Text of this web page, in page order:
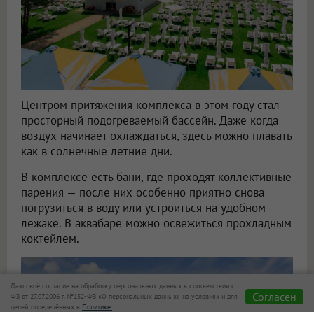
Центром притяжения комплекса в этом году стал
просторный подогреваемый бассейн. Даже когда
воздух начинает охлаждаться, здесь можно плавать
как в солнечные летние дни.
В комплексе есть бани, где проходят коллективные
парения — после них особенно приятно снова
погрузиться в воду или устроиться на удобном
лежаке. В аквабаре можно освежиться прохладным
коктейлем.
Даю своё согласие на обработку персональных данных в соответствии с
ФЗ от 27.07.2006 г. №152-ФЗ «О персональных данных» на условиях и для
целей, определённых в Политике.
Согласен